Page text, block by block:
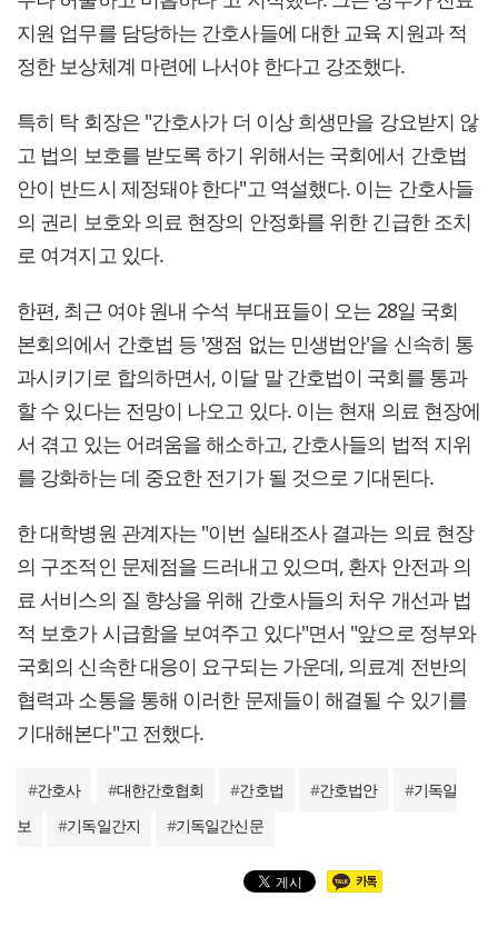
지원 업무를 담당하는 간호사들에 대한 교육 지원과 적
정한 보상체계 마련에 나서야 한다고 강조했다.
특히 탁 회장은 "간호사가 더 이상 희생만을 강요받지 않
고 법의 보호를 받도록 하기 위해서는 국회에서 간호법
안이 반드시 제정돼야 한다"고 역설했다. 이는 간호사들
의 권리 보호와 의료 현장의 안정화를 위한 긴급한 조치
로 여겨지고 있다.
한편, 최근 여야 원내 수석 부대표들이 오는 28일 국회
본회의에서 간호법 등 '쟁점 없는 민생법안'을 신속히 통
과시키기로 합의하면서, 이달 말 간호법이 국회를 통과
할 수 있다는 전망이 나오고 있다. 이는 현재 의료 현장에
서 겪고 있는 어려움을 해소하고, 간호사들의 법적 지위
를 강화하는 데 중요한 전기가 될 것으로 기대된다.
한 대학병원 관계자는 "이번 실태조사 결과는 의료 현장
의 구조적인 문제점을 드러내고 있으며, 환자 안전과 의
료 서비스의 질 향상을 위해 간호사들의 처우 개선과 법
적 보호가 시급함을 보여주고 있다"면서 "앞으로 정부와
국회의 신속한 대응이 요구되는 가운데, 의료계 전반의
협력과 소통을 통해 이러한 문제들이 해결될 수 있기를
기대해본다"고 전했다.
#간호사 #대한간호협회 #간호법 #간호법안 #기독일
보
#기독일간지 #기독일간신문